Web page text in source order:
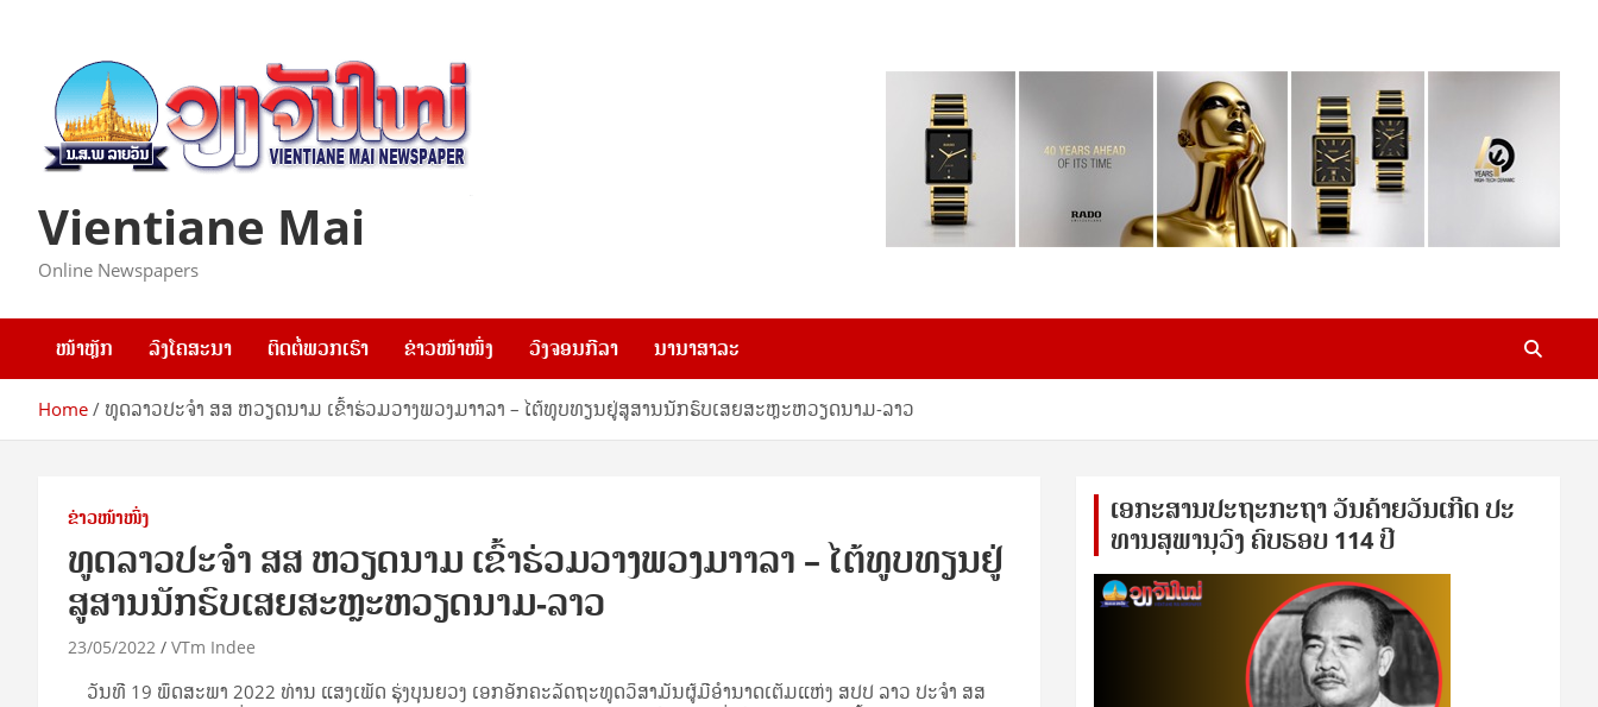
Vientiane Mai
Online Newspapers
ໜ້າຫຼັກ ລົງໂຄສະນາ ຕິດຕໍ່ພວກເຮົາ ຂ່າວໜ້າໜຶ່ງ ວົງຈອນກີລາ ນານາສາລະ
Home ທູດລາວປະຈຳ ສສ ຫວຽດນາມ ເຂົ້າຮ່ວມວາງພວງມາາລາ – ໄຕ້ທູບທຽນຢູ່ສູສານນັກຮົບເສຍສະຫຼະຫວຽດນາມ-ລາວ
ຂ່າວໜ້າໜຶ່ງ
ທູດລາວປະຈຳ ສສ ຫວຽດນາມ ເຂົ້າຮ່ວມວາງພວງມາາລາ – ໄຕ້ທູບທຽນຢູ່
ສູສານນັກຮົບເສຍສະຫຼະຫວຽດນາມ-ລາວ
23/05/2022 VTm Indee
ວັນທີ 19 ພຶດສະພາ 2022 ທ່ານ ແສງເພັດ ຮຸ່ງບຸນຍວງ ເອກອັກຄະລັດຖະທູດວິສາມັນຜູ້ມີອຳນາດເຕັມແຫ່ງ ສປປ ລາວ ປະຈຳ ສສ
ເອ​ກະ​ສານ​ປະ​ຖະ​ກະ​ຖ​າ ວັນ​ຄ້າຍ​ວັນ​ເກີດ ປ​ະ​
ທານ​ສຸ​ພາ​ນຸ​ວົງ ຄົບ​ຮອບ 114 ປີ